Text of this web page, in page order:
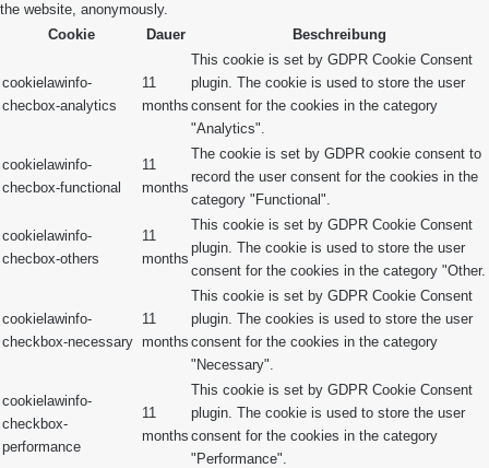
the website, anonymously.
Cookie
Dauer Beschreibung
cookielawinfo-
checbox-analytics
11
months
This cookie is set by GDPR Cookie Consent
plugin. The cookie is used to store the user
consent for the cookies in the category
"Analytics".
cookielawinfo-
checbox-functional
11
months
The cookie is set by GDPR cookie consent to
record the user consent for the cookies in the
category "Functional".
cookielawinfo-
checbox-others
11
months
This cookie is set by GDPR Cookie Consent
plugin. The cookie is used to store the user
consent for the cookies in the category "Other.
cookielawinfo-
checkbox-necessary
11
months
This cookie is set by GDPR Cookie Consent
plugin. The cookies is used to store the user
consent for the cookies in the category
"Necessary".
cookielawinfo-
checkbox-
performance
11
months
This cookie is set by GDPR Cookie Consent
plugin. The cookie is used to store the user
consent for the cookies in the category
"Performance".